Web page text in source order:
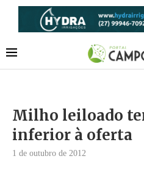
Milho leiloado
inferior à oferta
1 de outubro de 2012